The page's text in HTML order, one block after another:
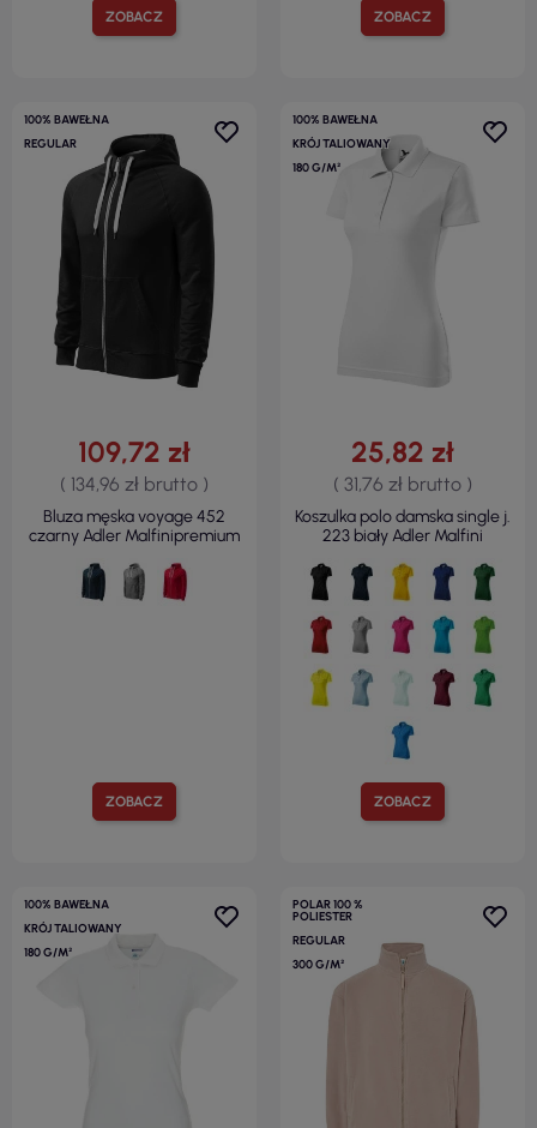
ZOBACZ ZOBACZ
100% BAWEŁNA
REGULAR
ZOBACZ
109,72 zł
( 134,96 zł brutto )
Bluza męska voyage 452
czarny Adler Malfinipremium
100% BAWEŁNA
KRÓJ TALIOWANY
180 G/M²
ZOBACZ
25,82 zł
( 31,76 zł brutto )
Koszulka polo damska single j.
223 biały Adler Malfini
100% BAWEŁNA
KRÓJ TALIOWANY
180 G/M²
POLAR 100 %
POLIESTER
REGULAR
300 G/M²